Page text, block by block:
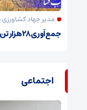
مدیر جهاد
جمع‌آوری ۲۸ هزار تن کاه برای دامداری‌های فسا
اجتماعی